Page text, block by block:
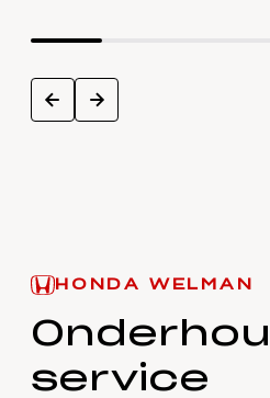
prev next
HONDA WELMAN
service